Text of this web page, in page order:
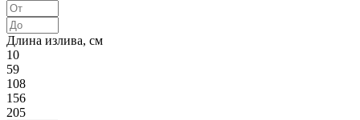
Длина излива, см
10
59
108
156
205